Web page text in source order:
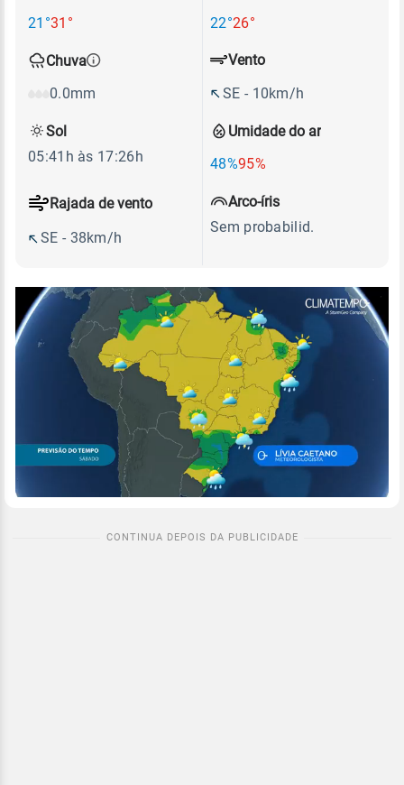
21°31°
22°26°
Chuva
0.0mm
Umidade do ar
48%95%
Vento
SE - 10km/h
Rajada de vento
SE - 38km/h
Sol
05:41h às 17:26h
Arco-íris
Sem probabilid.